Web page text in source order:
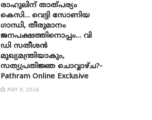
രാഹുലിന് താത്പര്യം
കെസി… വെട്ടി സോണിയ ​
ഗാന്ധി, തീരുമാനം
ജനപക്ഷത്തിനൊപ്പം… വി
ഡി സതീശൻ
മുഖ്യമന്ത്രിയാകും,
സത്യപ്രതിജ്ഞ ചൊവ്വാഴ്ച?-
Pathram Online Exclusive
MAY 8, 2026